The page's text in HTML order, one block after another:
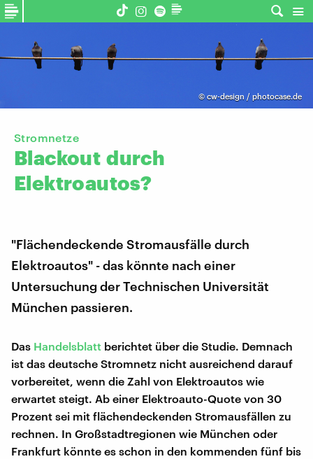
© cw-design / photocase.de
Stromnetze
Blackout durch
Elektroautos?
"Flächendeckende Stromausfälle durch
Elektroautos" - das könnte nach einer
Untersuchung der Technischen Universität
München passieren.
Das Handelsblatt berichtet über die Studie. Demnach
ist das deutsche Stromnetz nicht ausreichend darauf
vorbereitet, wenn die Zahl von Elektroautos wie
erwartet steigt. Ab einer Elektroauto-Quote von 30
Prozent sei mit flächendeckenden Stromausfällen zu
rechnen. In Großstadtregionen wie München oder
Frankfurt könnte es schon in den kommenden fünf bis